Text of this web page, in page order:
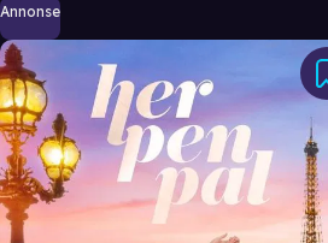
Annonse